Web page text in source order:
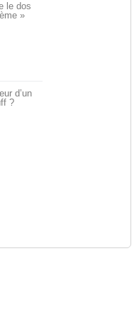
le dos
»
d’un
?